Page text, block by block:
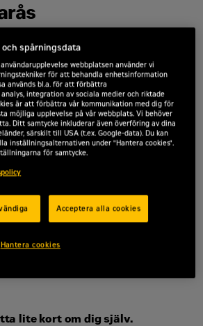
med många strängar
musiker, driver
tavlor och är en riktig
privat och på jobbet. I sin
på Zeppelin är
siffror en viktig del. Här
om vår mångsidiga
målning samt driver en
lite kort om dig själv.
och spårningsdata
webbplatsen använder vi
för att behandla enhetsinformation
används bl.a. för att förbättra
integration av sociala medier och riktade
är att förbättra vår kommunikation med dig för
möjliga upplevelse på vår webbplats. Vi behöver
Ditt samtycke inkluderar även överföring av dina
särskilt till USA (t.ex. Google-data). Du kan
inställningsalternativen under "Hantera cookies".
för samtycke.
Acceptera alla cookies
Hantera cookies